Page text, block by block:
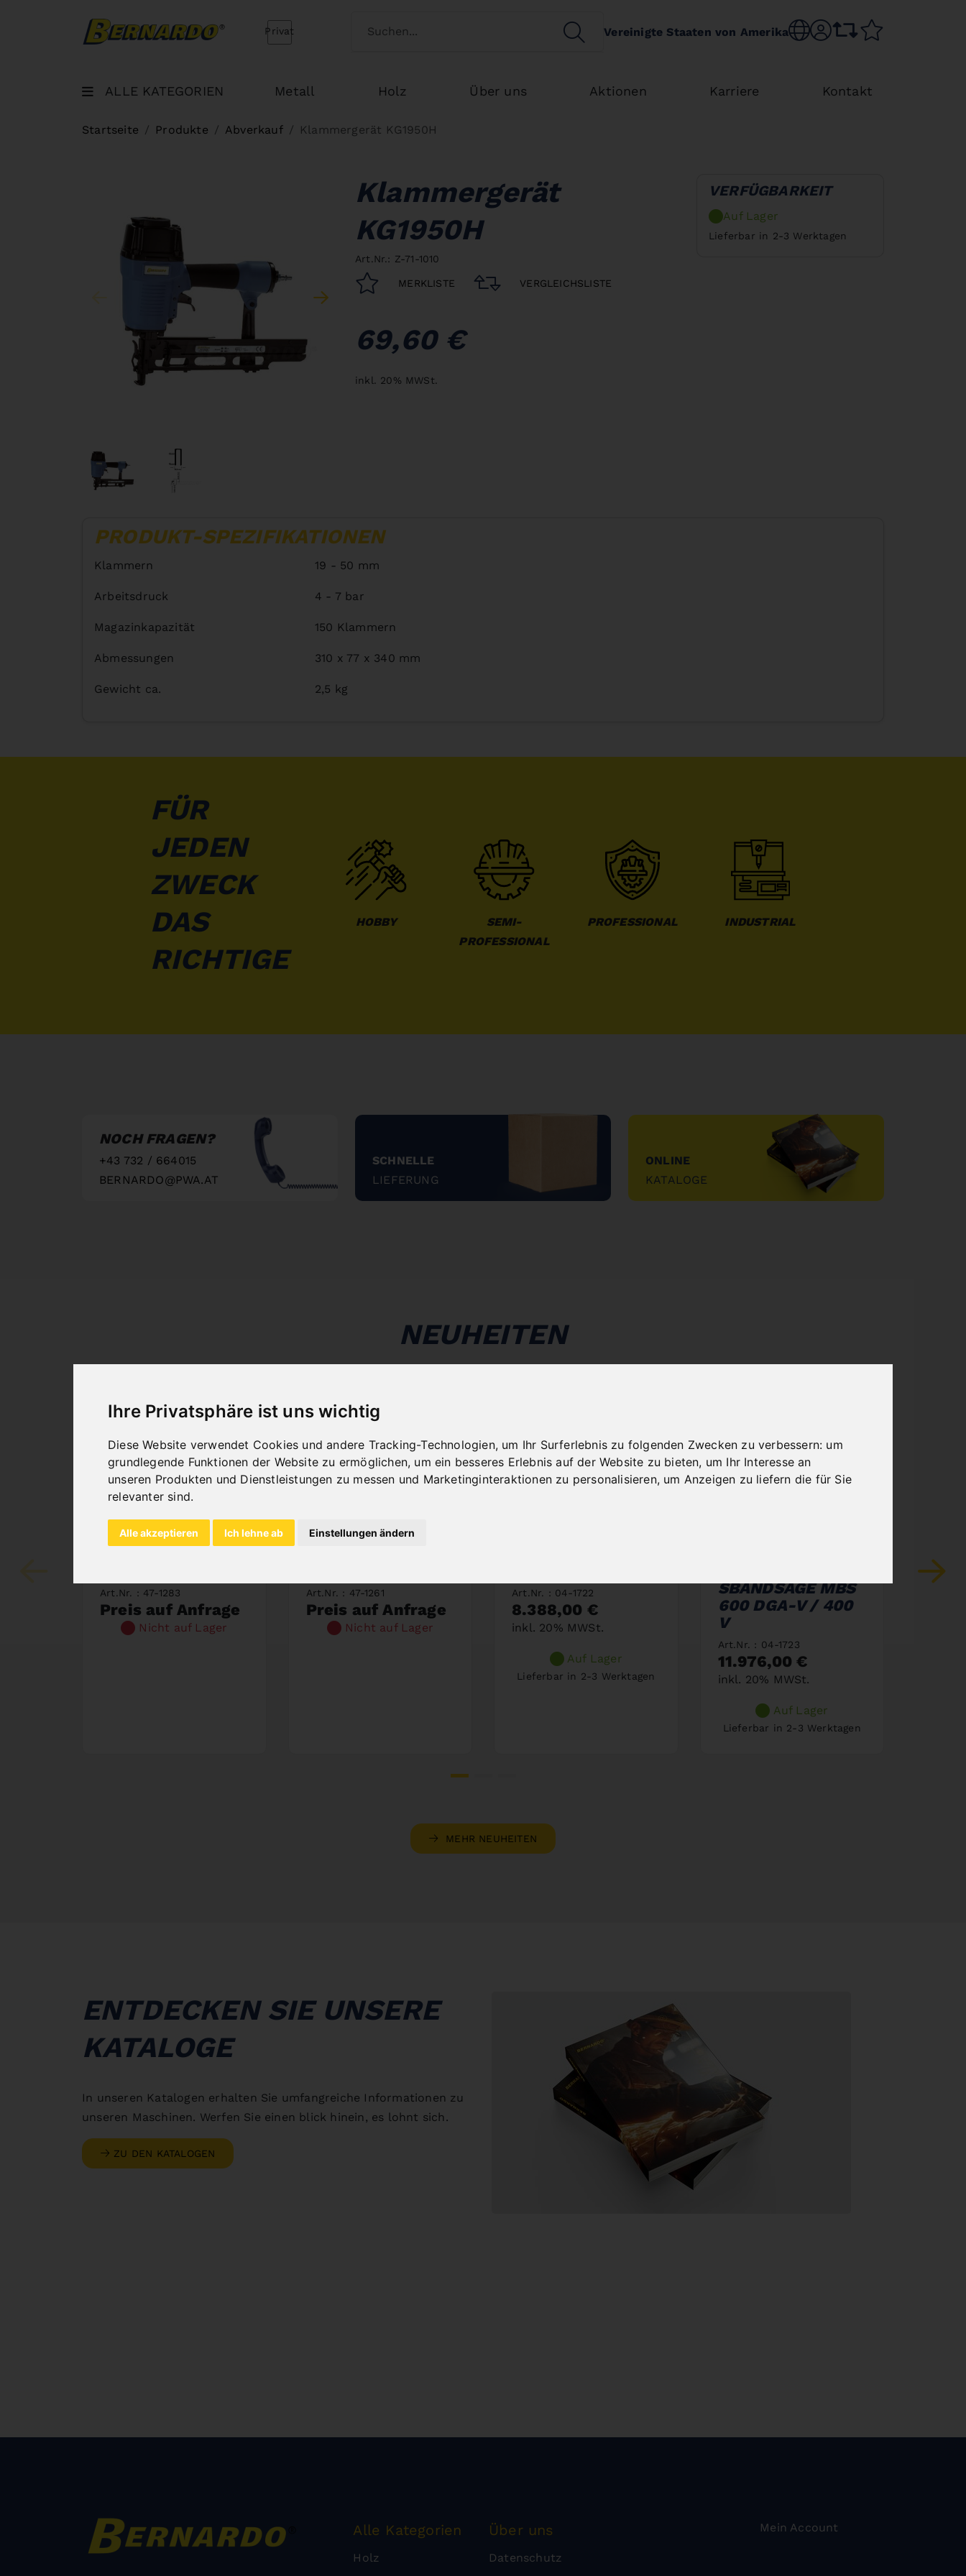
Ihre Privatsphäre ist uns wichtig
Diese Website verwendet Cookies und andere Tracking-Technologien, um Ihr Surferlebnis zu folgenden Zwecken zu verbessern: um
grundlegende Funktionen der Website zu ermöglichen, um ein besseres Erlebnis auf der Website zu bieten, um Ihr Interesse an
unseren Produkten und Dienstleistungen zu messen und Marketinginteraktionen zu personalisieren, um Anzeigen zu liefern die für Sie
relevanter sind.
Alle akzeptieren Ich lehne ab Einstellungen ändern
Bernardo Home Kundenart wechseln
Privat SEARCHVereinigte Staaten von Amerika Sprache wechseln
sr.accountVergleichsliste
ALLE KATEGORIEN Metall Holz Über uns Aktionen Karriere Kontakt
Startseite Produkte Abverkauf Klammergerät KG1950H
Klammergerät
KG1950H
Art.Nr.: Z-71-1010
MERKLISTE VERGLEICHSLISTE
69,60 €
inkl. 20% MWSt.
VERFÜGBARKEIT
Auf Lager
Lieferbar in 2-3 Werktagen
PRODUKT-SPEZIFIKATIONEN
Klammern 19 - 50 mm
Arbeitsdruck 4 - 7 bar
Magazinkapazität 150 Klammern
Abmessungen 310 x 77 x 340 mm
Gewicht ca. 2,5 kg
FÜR
JEDEN
ZWECK
DAS
RICHTIGE
HOBBY
SEMI-
PROFESSIONAL
PROFESSIONAL INDUSTRIAL
NOCH FRAGEN?
+43 732 / 664015
BERNARDO@PWA.AT
SCHNELLE
LIEFERUNG
"
ONLINE
KATALOGE
"
NEUHEITEN
SÄGEBAND BIFLEX
Art.Nr. : 47-1283
Preis auf Anfrage
Nicht auf Lager
SÄGEBAND BIFLEX
Art.Nr. : 47-1261
Preis auf Anfrage
Nicht auf Lager
Art.Nr. : 04-1722
8.388,00 €
inkl. 20% MWSt.
Auf Lager
Lieferbar in 2-3 Werktagen
SBANDSÄGE MBS
600 DGA-V / 400
V
Art.Nr. : 04-1723
11.976,00 €
inkl. 20% MWSt.
Auf Lager
Lieferbar in 2-3 Werktagen
400
MEHR NEUHEITEN
ENTDECKEN SIE UNSERE
KATALOGE
In unseren Katalogen erhalten Sie umfangreiche Informationen zu
unseren Maschinen. Werfen Sie einen blick hinein, es lohnt sich.
ZU DEN KATALOGEN
Alle Kategorien
Holz
Über uns
Datenschutz
Mein Account